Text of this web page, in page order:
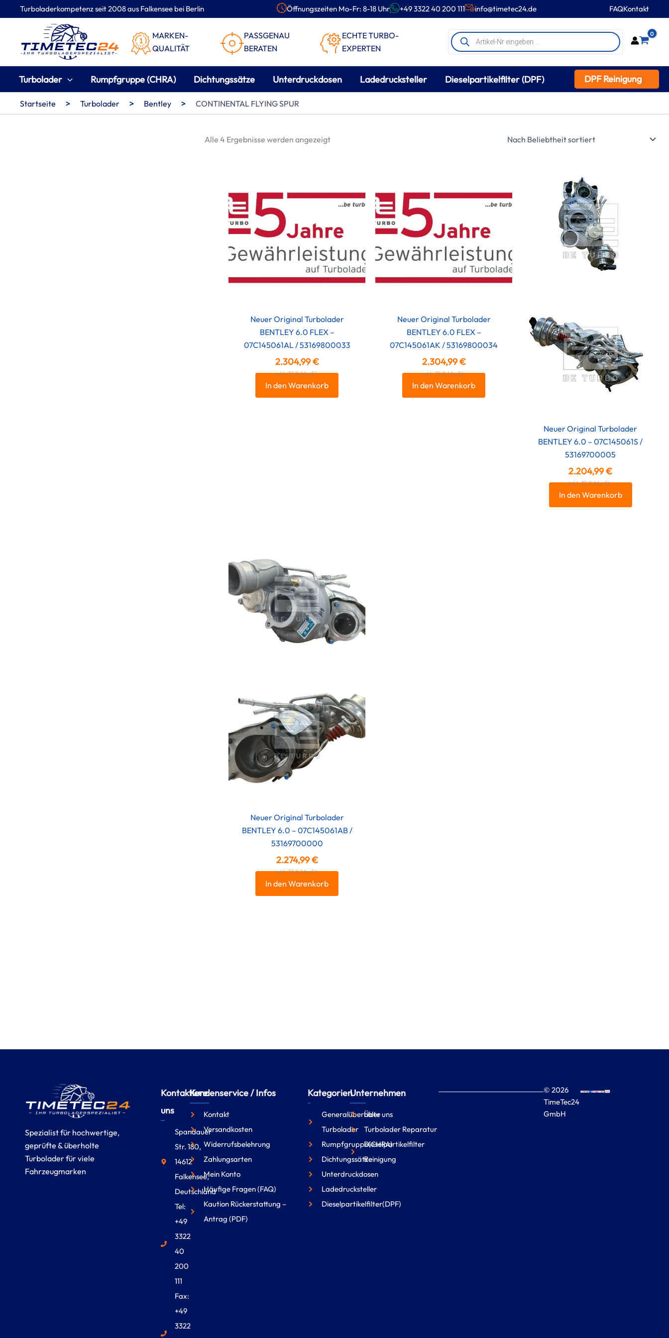
Turboladerkompetenz seit 2008 aus Falkensee bei Berlin Öffnungszeiten Mo-Fr: 8-18 Uhr +49 3322 40 200 111 info@timetec24.de FAQKontakt
MARKEN-
QUALITÄT
PASSGENAU
BERATEN
ECHTE TURBO-
EXPERTEN
Products
search
0
Turbolader Rumpfgruppe (CHRA) Dichtungssätze Unterdruckdosen Ladedrucksteller Dieselpartikelfilter (DPF) DPF Reinigung
Inhalt
Startseite > Turbolader > Bentley > CONTINENTAL FLYING SPUR
Alle 4 Ergebnisse werden angezeigt
Beliebtheit
Neuer Original Turbolader
BENTLEY 6.0 FLEX –
07C145061AL / 53169800033
2.304,99€
inkl. 19 % MwSt.
In den Warenkorb
Neuer Original Turbolader
BENTLEY 6.0 FLEX –
07C145061AK / 53169800034
2.304,99€
inkl. 19 % MwSt.
In den Warenkorb
Neuer Original Turbolader
BENTLEY 6.0 – 07C145061S /
53169700005
2.204,99€
inkl. 19 % MwSt.
In den Warenkorb
Neuer Original Turbolader
BENTLEY 6.0 – 07C145061AB /
53169700000
2.274,99€
inkl. 19 % MwSt.
In den Warenkorb
Spezialist für hochwertige,
geprüfte & überholte
Turbolader für viele
Fahrzeugmarken
Kontaktiere
uns
Spandauer
Str. 180,
14612
Falkensee,
Deutschland
Tel:
+49
3322
40
200
111
Fax:
+49
3322
Kundenservice / Infos
Kontakt
Versandkosten
Widerrufsbelehrung
Zahlungsarten
Mein Konto
Häufige Fragen (FAQ)
Kaution Rückerstattung –
Antrag (PDF)
Kategorien
Generalüberholte
Turbolader
Rumpfgruppe(CHRA)
Dichtungssätze
Unterdruckdosen
Ladedrucksteller
Dieselpartikelfilter(DPF)
Unternehmen
Über uns
Turbolader Reparatur
Dieselpartikelfilter
Reinigung
© 2026
TimeTec24
GmbH